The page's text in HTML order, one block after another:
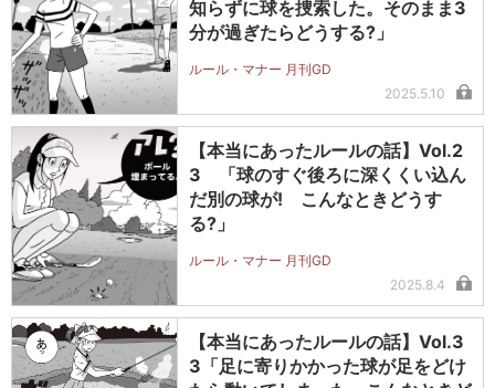
知らずに球を捜索した。そのまま3
分が過ぎたらどうする?」
ルール・マナー 月刊GD
2025.5.10
【本当にあったルールの話】Vol.2
3 「球のすぐ後ろに深くくい込ん
だ別の球が! こんなときどうす
る?」
ルール・マナー 月刊GD
2025.8.4
【本当にあったルールの話】Vol.3
3「足に寄りかかった球が足をどけ